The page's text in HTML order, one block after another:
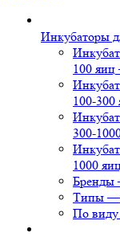
Инкубаторы
100 яиц
100-300
300-
1000
Бренды
Типы —
По